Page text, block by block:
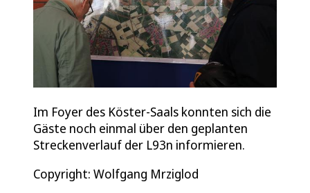
Im Foyer des Köster-Saals konnten sich die
Gäste noch einmal über den geplanten
Streckenverlauf der L93n informieren.
Copyright: Wolfgang Mrziglod